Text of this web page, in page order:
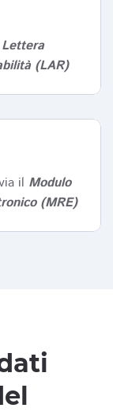
Lettera
(LAR)
il Modulo
(MRE)